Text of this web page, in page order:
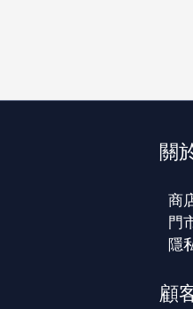
關
商
門
隱
顧